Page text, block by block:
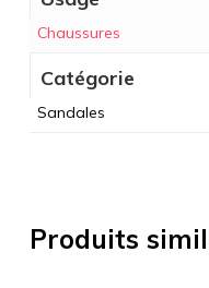
Chaussures
Catégorie
Sandales
Produits